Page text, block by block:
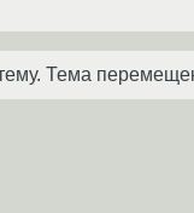
Тема